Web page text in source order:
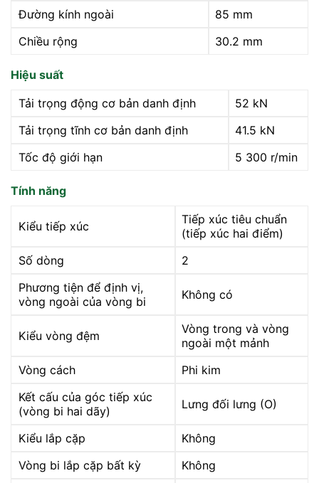
Đường kính ngoài
85 mm
Chiều rộng
30.2 mm
Hiệu suất
Tải trọng động cơ bản danh định
52 kN
Tải trọng tĩnh cơ bản danh định
41.5 kN
Tốc độ giới hạn
5 300 r/min
Tính năng
Kiểu tiếp xúc
Tiếp xúc tiêu chuẩn
(tiếp xúc hai điểm)
Số dòng
2
Phương tiện để định vị,
vòng ngoài của vòng bi
Không có
Kiểu vòng đệm
Vòng trong và vòng
ngoài một mảnh
Vòng cách
Phi kim
Kết cấu của góc tiếp xúc
(vòng bi hai dãy)
Lưng đối lưng (O)
Kiểu lắp cặp
Không
Vòng bi lắp cặp bất kỳ
Không